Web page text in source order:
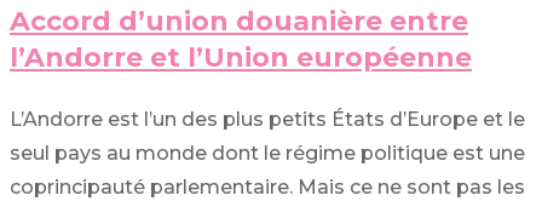
Accord d’union douanière entre
l’Andorre et l’Union européenne
L’Andorre est l’un des plus petits États d’Europe et le
seul pays au monde dont le régime politique est une
coprincipauté parlementaire. Mais ce ne sont pas les